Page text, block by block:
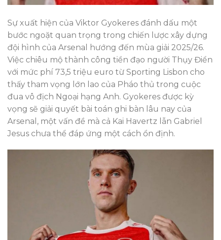
Sự xuất hiện của Viktor Gyokeres đánh dấu một
bước ngoặt quan trọng trong chiến lược xây dựng
đội hình của Arsenal hướng đến mùa giải 2025/26.
Việc chiêu mộ thành công tiền đạo người Thụy Điển
với mức phí 73,5 triệu euro từ Sporting Lisbon cho
thấy tham vọng lớn lao của Pháo thủ trong cuộc
đua vô địch Ngoại hạng Anh. Gyokeres được kỳ
vọng sẽ giải quyết bài toán ghi bàn lâu nay của
Arsenal, một vấn đề mà cả Kai Havertz lẫn Gabriel
Jesus chưa thể đáp ứng một cách ổn định.